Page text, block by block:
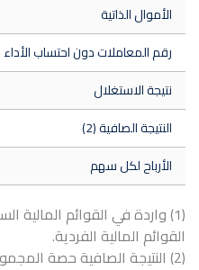
الأموال الذاتية
رقم المعاملات دون احتساب الأداء
نتيجة الاستغلال
النتيجة الصافية (2)
الأرباح لكل سهم
(1) واردة في القوائم المالية
القوائم المالية الفردية.
(2) النتيجة الصافية حصة